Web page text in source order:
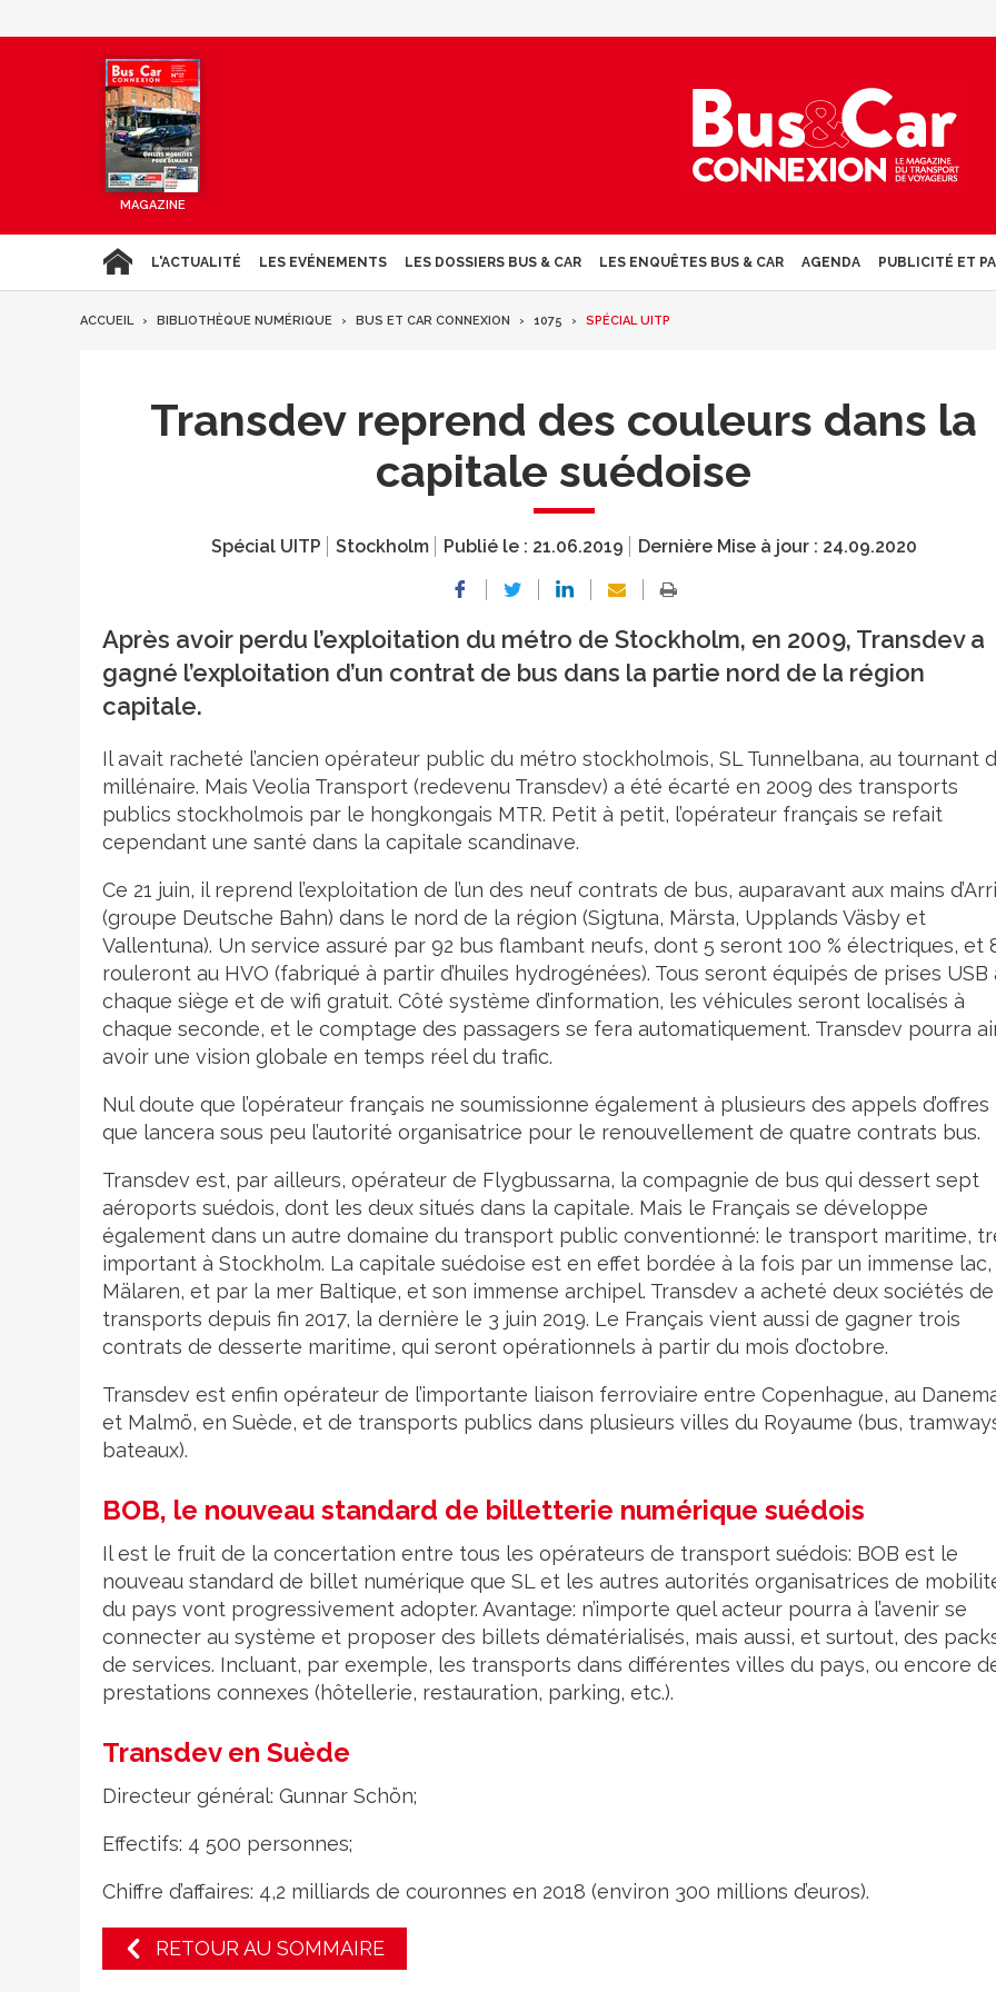
MAGAZINE
L'ACTUALITÉ LES EVÉNEMENTS LES DOSSIERS BUS & CAR LES ENQUÊTES BUS & CAR AGENDA PUBLICITÉ ET
ACCUEIL BIBLIOTHÈQUE NUMÉRIQUE BUS ET CAR CONNEXION 1075 SPÉCIAL UITP
Transdev reprend des couleurs dans la
capitale suédoise
Spécial UITP Stockholm Publié le : 21.06.2019 Dernière Mise à jour : 24.09.2020
Après avoir perdu l’exploitation du métro de Stockholm, en 2009, Transdev a
gagné l’exploitation d’un contrat de bus dans la partie nord de la région
capitale.
Il avait racheté l’ancien opérateur public du métro stockholmois, SL Tunnelbana, au tournant
millénaire. Mais Veolia Transport (redevenu Transdev) a été écarté en 2009 des transports
publics stockholmois par le hongkongais MTR. Petit à petit, l’opérateur français se refait
cependant une santé dans la capitale scandinave.
Ce 21 juin, il reprend l’exploitation de l’un des neuf contrats de bus, auparavant aux mains
(groupe Deutsche Bahn) dans le nord de la région (Sigtuna, Märsta, Upplands Väsby et
Vallentuna). Un service assuré par 92 bus flambant neufs, dont 5 seront 100 % électriques, et
rouleront au HVO (fabriqué à partir d’huiles hydrogénées). Tous seront équipés de prises USB
chaque siège et de wifi gratuit. Côté système d’information, les véhicules seront localisés à
chaque seconde, et le comptage des passagers se fera automatiquement. Transdev pourra
avoir une vision globale en temps réel du trafic.
Nul doute que l’opérateur français ne soumissionne également à plusieurs des appels d’offres
que lancera sous peu l’autorité organisatrice pour le renouvellement de quatre contrats bus.
Transdev est, par ailleurs, opérateur de Flygbussarna, la compagnie de bus qui dessert sept
aéroports suédois, dont les deux situés dans la capitale. Mais le Français se développe
également dans un autre domaine du transport public conventionné: le transport maritime,
important à Stockholm. La capitale suédoise est en effet bordée à la fois par un immense lac,
Mälaren, et par la mer Baltique, et son immense archipel. Transdev a acheté deux sociétés de
transports depuis fin 2017, la dernière le 3 juin 2019. Le Français vient aussi de gagner trois
contrats de desserte maritime, qui seront opérationnels à partir du mois d’octobre.
Transdev est enfin opérateur de l’importante liaison ferroviaire entre Copenhague, au
et Malmö, en Suède, et de transports publics dans plusieurs villes du Royaume (bus,
bateaux).
BOB, le nouveau standard de billetterie numérique suédois
Il est le fruit de la concertation entre tous les opérateurs de transport suédois: BOB est le
nouveau standard de billet numérique que SL et les autres autorités organisatrices de
du pays vont progressivement adopter. Avantage: n’importe quel acteur pourra à l’avenir se
connecter au système et proposer des billets dématérialisés, mais aussi, et surtout, des
de services. Incluant, par exemple, les transports dans différentes villes du pays, ou encore
prestations connexes (hôtellerie, restauration, parking, etc.).
Transdev en Suède
Directeur général: Gunnar Schön;
Effectifs: 4 500 personnes;
Chiffre d’affaires: 4,2 milliards de couronnes en 2018 (environ 300 millions d’euros).
RETOUR AU SOMMAIRE